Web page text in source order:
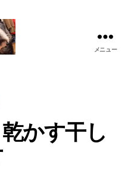
メニュー
かす干し